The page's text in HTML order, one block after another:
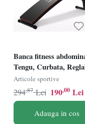
Banca fitness
Tengu, Curbata,
Multifunctionala,
Economiseste spatiu,
Capacitate maxima
Constructie durabila din
otel, 61x52x130 cm,
Articole sportive
190,00 Lei
294,87 Lei
Adauga in cos